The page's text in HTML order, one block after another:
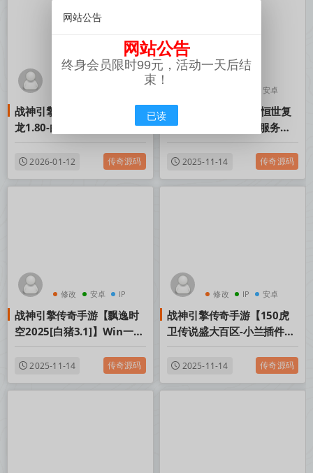
战神引擎传奇手游【怒火卧
龙1.80-白猪3.1】Win一键
服务端+安卓苹果双端+GM
授权物品后台+视频架设教程
2026-01-12 传奇源码
安卓
战神引擎传奇手游【恒世复
古-白猪3】Win一键服务端
+安卓苹果双端+GM授权物
品后台+视频架设教程
2025-11-14 传奇源码
修改 安卓 IP
战神引擎传奇手游【飘逸时
空2025[白猪3.1]】Win一键
服务端+安卓苹果双端+GM
授权后台+视频架设教程
2025-11-14 传奇源码
修改 IP 安卓
战神引擎传奇手游【150虎
卫传说盛大百区-小兰插件免
授权】Win一键服务端+安卓
苹果双端+GM授权后台+视
频架设教程
2025-11-14 传奇源码
网站公告
网站公告
终身会员限时99元，活动一天后结
束！
已读